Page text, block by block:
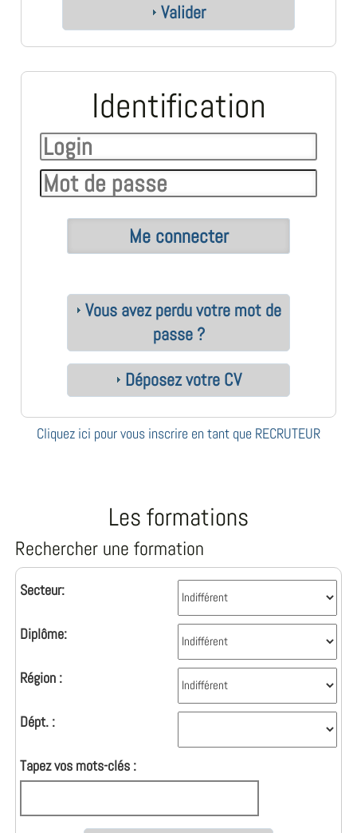
Valider
Identification
Vous avez perdu votre mot de
passe ?
Déposez votre CV
Cliquez ici pour vous inscrire en tant que RECRUTEUR
Les formations
Rechercher une formation
Secteur:
Diplôme:
Région :
Dépt. :
Tapez vos mots-clés :